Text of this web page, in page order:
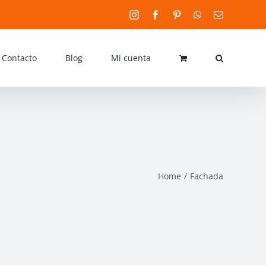
InstagramFacebookPinterestWhatsApp
Email
Contacto Blog Mi cuenta
Home Fachada